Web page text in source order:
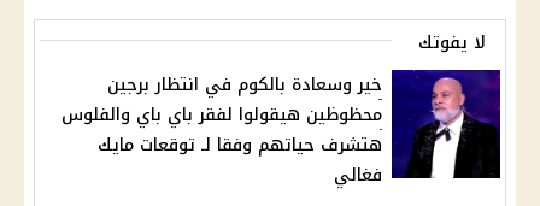
لا يفوتك
خير وسعادة بالكوم في انتظار برجين
محظوظين هيقولوا لفقر باي باي والفلوس
هتشرف حياتهم وفقا لـ توقعات مايك
فغالي